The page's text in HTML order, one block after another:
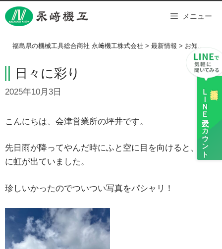
Skip
to
ＬＩＮＥ
公式アカウント
メニュー
福島県の機械工具総合商社 永﨑機工株式会社 > 最新情報 > お知らせ >
日々に彩り
2025年10月3日
こんにちは、会津営業所の坪井です。
先日雨が降ってやんだ時にふと空に目を向けると、2重
に虹が出ていました。
珍しいかったのでついつい写真をパシャリ！